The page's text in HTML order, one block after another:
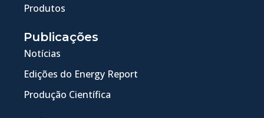
Produtos
Publicações
Notícias
Edições do Energy Report
Produção Científica